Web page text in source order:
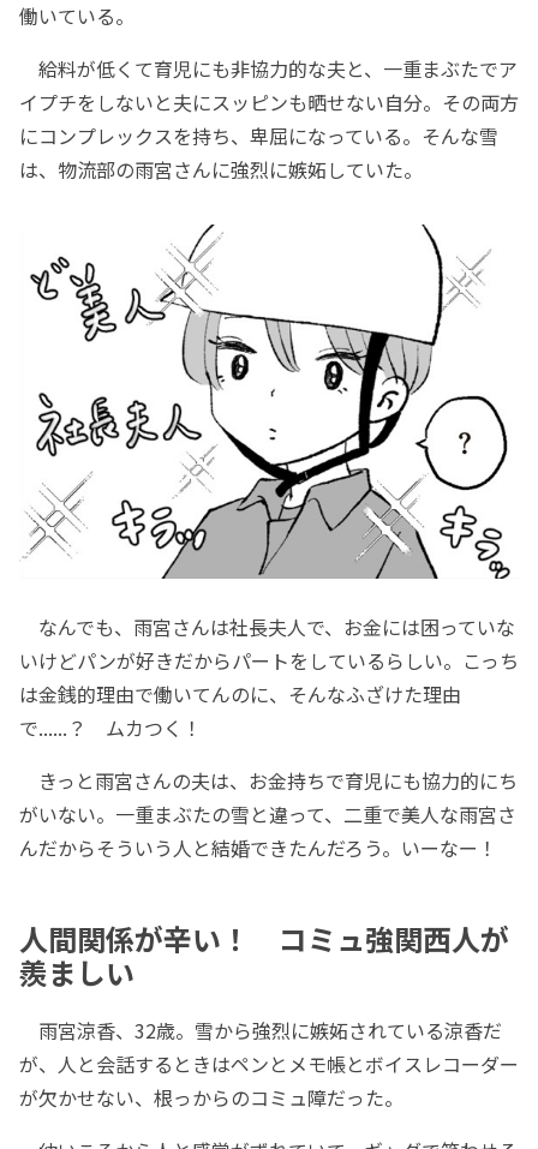
働いている。
給料が低くて育児にも非協力的な夫と、一重まぶたでア
イプチをしないと夫にスッピンも晒せない自分。その両方
にコンプレックスを持ち、卑屈になっている。そんな雪
は、物流部の雨宮さんに強烈に嫉妬していた。
なんでも、雨宮さんは社長夫人で、お金には困っていな
いけどパンが好きだからパートをしているらしい。こっち
は金銭的理由で働いてんのに、そんなふざけた理由
で......？ ムカつく！
きっと雨宮さんの夫は、お金持ちで育児にも協力的にち
がいない。一重まぶたの雪と違って、二重で美人な雨宮さ
んだからそういう人と結婚できたんだろう。いーなー！
人間関係が辛い！ コミュ強関西人が
羨ましい
雨宮涼香、32歳。雪から強烈に嫉妬されている涼香だ
が、人と会話するときはペンとメモ帳とボイスレコーダー
が欠かせない、根っからのコミュ障だった。